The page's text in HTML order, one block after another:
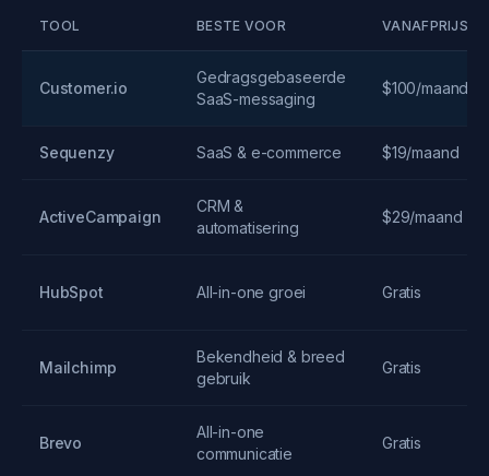
TOOL BESTE VOOR VANAFPRIJS
Customer.io
Gedragsgebaseerde
SaaS-messaging
$100/maand
Sequenzy SaaS & e-commerce $19/maand
ActiveCampaign
CRM &
automatisering
$29/maand
HubSpot All-in-one groei Gratis
Mailchimp
Bekendheid & breed
gebruik
Gratis
Brevo
All-in-one
communicatie
Gratis